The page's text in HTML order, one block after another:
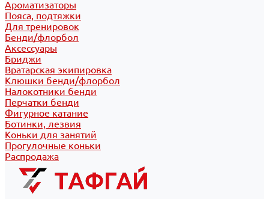
Ароматизаторы
Пояса, подтяжки
Для тренировок
Бенди/флорбол
Аксессуары
Бриджи
Вратарская экипировка
Клюшки бенди/флорбол
Налокотники бенди
Перчатки бенди
Фигурное катание
Ботинки, лезвия
Коньки для занятий
Прогулочные коньки
Распродажа